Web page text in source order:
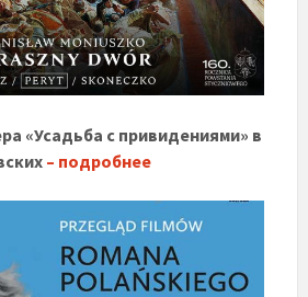
«Усадьба с привидениями» в
– подробнее